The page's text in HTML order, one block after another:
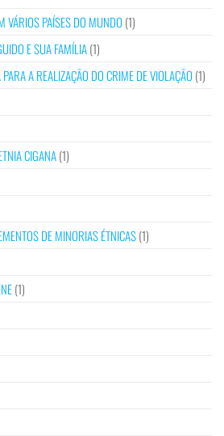
VÁRIOS PAÍSES DO MUNDO (1)
E SUA FAMÍLIA(1)
A REALIZAÇÃO DO CRIME DE VIOLAÇÃO (1)
CIGANA(1)
DE MINORIAS ÉTNICAS(1)
(1)